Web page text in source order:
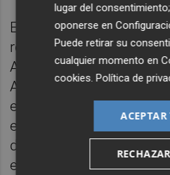
En cuanto a las
registrado ya 5.187
Andalucía (49 en la
Aragón 2.659 (42 en los
en Asturias 1.366 (27
en Baleares 480 (siete
días); en Canarias 439
en Cantabria 401 (14 en
lugar del
oponerse en
Puede retirar su
cualquier momento en
cookies .Política de